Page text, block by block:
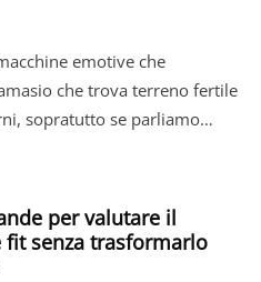
emotive che
che trova terreno fertile
sopratutto se parliamo…
per valutare il
fit senza trasformarlo